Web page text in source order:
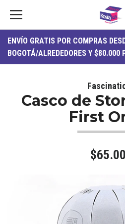
ENVÍO GRATIS POR COMPRAS
BOGOTÁ/ALREDEDORES Y $80.000
Casco de
First